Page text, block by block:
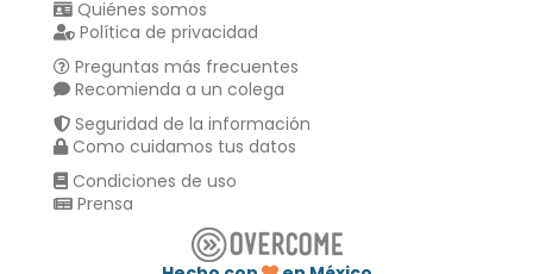
Quiénes somos
Política de privacidad
Preguntas más frecuentes
Recomienda a un colega
Seguridad de la información
Como cuidamos tus datos
Condiciones de uso
Prensa